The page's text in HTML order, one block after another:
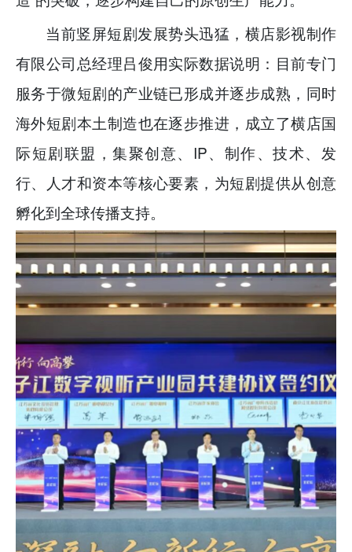
当前竖屏短剧发展势头迅猛，横店影视制作
有限公司总经理吕俊用实际数据说明：目前专门
服务于微短剧的产业链已形成并逐步成熟，同时
海外短剧本土制造也在逐步推进，成立了横店国
际短剧联盟，集聚创意、IP、制作、技术、发
行、人才和资本等核心要素，为短剧提供从创意
孵化到全球传播支持。